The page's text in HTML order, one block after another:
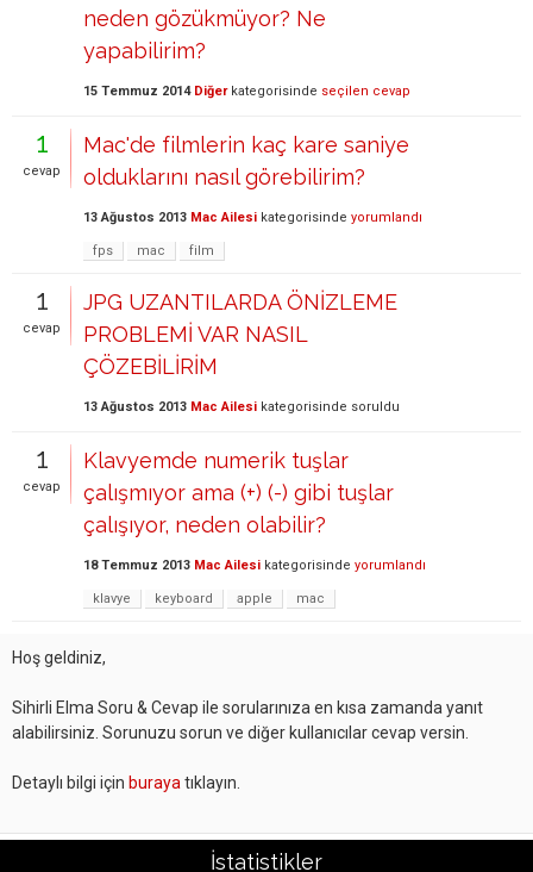
neden gözükmüyor? Ne
yapabilirim?
15 Temmuz 2014 Diğerkategorisinde seçilen cevap
1
cevap
Mac'de filmlerin kaç kare saniye
olduklarını nasıl görebilirim?
13 Ağustos 2013 Mac Ailesi kategorisinde yorumlandı
fps mac film
1
cevap
JPG UZANTILARDA ÖNİZLEME
PROBLEMİ VAR NASIL
ÇÖZEBİLİRİM
13 Ağustos 2013 Mac Ailesi kategorisinde soruldu
1
cevap
Klavyemde numerik tuşlar
çalışmıyor ama (+) (-) gibi tuşlar
çalışıyor, neden olabilir?
18 Temmuz 2013 Mac Ailesi kategorisinde yorumlandı
klavye keyboard apple mac
Hoş geldiniz,
Sihirli Elma Soru & Cevap ile sorularınıza en kısa zamanda yanıt
alabilirsiniz. Sorunuzu sorun ve diğer kullanıcılar cevap versin.
Detaylı bilgi için buraya tıklayın.
İstatistikler